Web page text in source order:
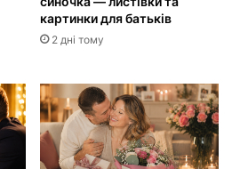
картинки для батьків
2 дні тому